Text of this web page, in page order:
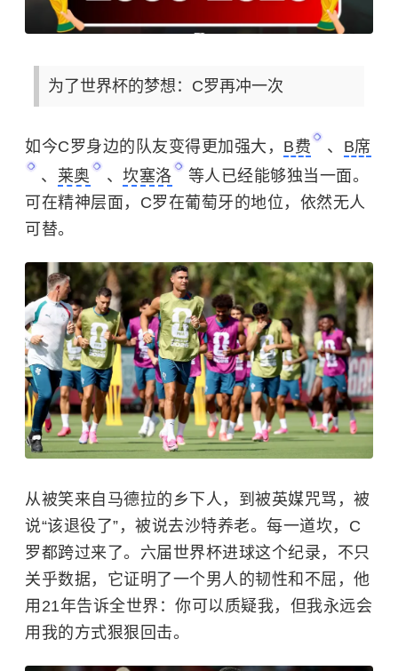
为了世界杯的梦想：C罗再冲一次
如今C罗身边的队友变得更加强大， B费 、 B席
、 莱奥 、 坎塞洛
等人已经能够独当一面。
可在精神层面，C罗在葡萄牙的地位，依然无人
可替。
从被笑来自马德拉的乡下人，到被英媒咒骂，被
说“该退役了”，被说去沙特养老。每一道坎，C
罗都跨过来了。六届世界杯进球这个纪录，不只
关乎数据，它证明了一个男人的韧性和不屈，他
用21年告诉全世界：你可以质疑我，但我永远会
用我的方式狠狠回击。